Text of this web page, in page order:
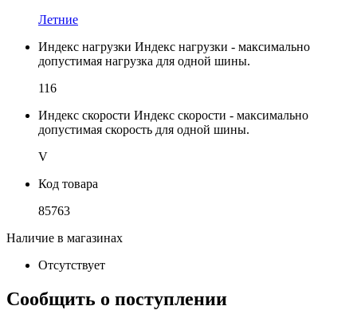
Летние
Индекс нагрузки Индекс нагрузки - максимально
допустимая нагрузка для одной шины.
116
Индекс скорости Индекс скорости - максимально
допустимая скорость для одной шины.
V
Код товара
85763
Наличие в магазинах
Отсутствует
Сообщить о поступлении